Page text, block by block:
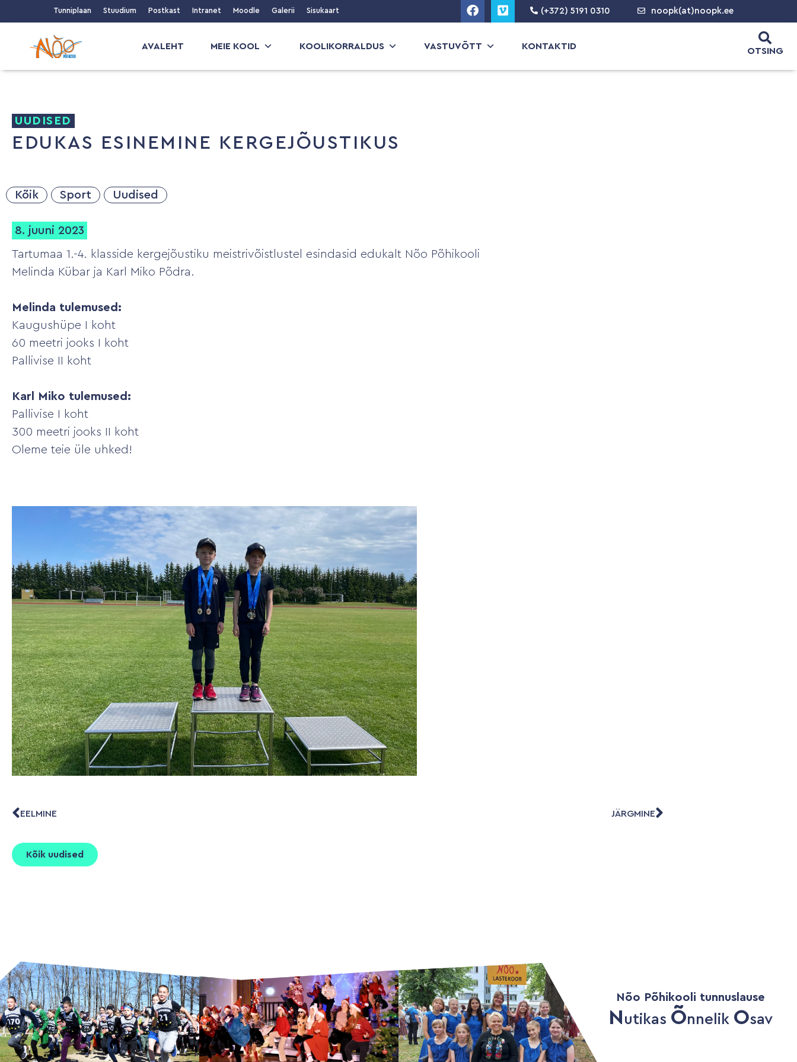
Tunniplaan Stuudium Postkast Intranet Moodle Galerii Sisukaart (+372) 5191 0310 noopk(at)noopk.ee
AVALEHT MEIE KOOL KOOLIKORRALDUS VASTUVÕTT KONTAKTID OTSING
UUDISED
EDUKAS ESINEMINE KERGEJÕUSTIKUS
Kõik Sport Uudised
8. juuni 2023
Tartumaa 1.-4. klasside kergejõustiku meistrivõistlustel esindasid edukalt Nõo Põhikooli
Melinda Kübar ja Karl Miko Põdra.
Melinda tulemused:
Kaugushüpe I koht
60 meetri jooks I koht
Pallivise II koht
Karl Miko tulemused:
Pallivise I koht
300 meetri jooks II koht
Oleme teie üle uhked!
EELMINE JÄRGMINE
Kõik uudised
Nõo Põhikooli tunnuslause
Nutikas Õnnelik Osav